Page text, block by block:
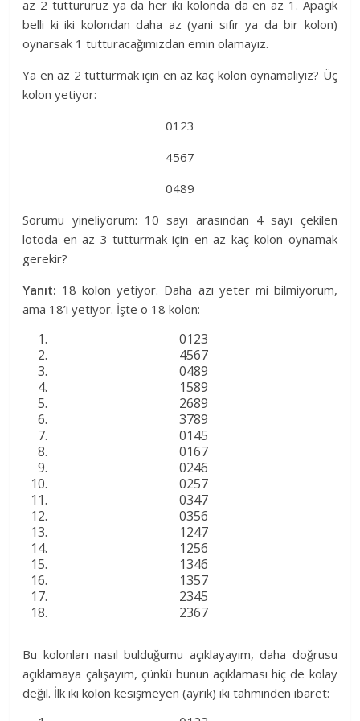
az 2 tuttururuz ya da her iki kolonda da en az 1. Apaçık
belli ki iki kolondan daha az (yani sıfır ya da bir kolon)
oynarsak 1 tutturacağımızdan emin olamayız.
Ya en az 2 tutturmak için en az kaç kolon oynamalıyız? Üç
kolon yetiyor:
0123
4567
0489
Sorumu yineliyorum: 10 sayı arasından 4 sayı çekilen
lotoda en az 3 tutturmak için en az kaç kolon oynamak
gerekir?
Yanıt: 18 kolon yetiyor. Daha azı yeter mi bilmiyorum,
ama 18’i yetiyor. İşte o 18 kolon:
0123
4567
0489
1589
2689
3789
0145
0167
0246
0257
0347
0356
1247
1256
1346
1357
2345
2367
Bu kolonları nasıl bulduğumu açıklayayım, daha doğrusu
açıklamaya çalışayım, çünkü bunun açıklaması hiç de kolay
değil. İlk iki kolon kesişmeyen (ayrık) iki tahminden ibaret: